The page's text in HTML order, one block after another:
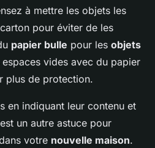
à mettre les objets les
pour éviter de les
papier bulle pour les objets
vides avec du papier
plus de protection.
en indiquant leur contenu et
un autre astuce pour
votre nouvelle maison.